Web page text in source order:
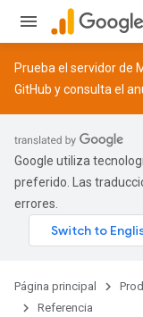
Prueba el servidor de
GitHub y consulta el
Google utiliza
preferido. Las
errores.
Página principal
Referencia